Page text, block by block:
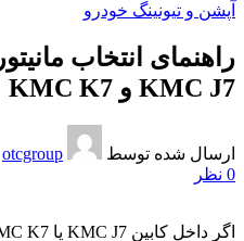
آپشن و تیونینگ خودرو
راهنمای انتخاب
KMC J7 و KMC K7
ارسال شده توسط
otcgroup
0 نظر